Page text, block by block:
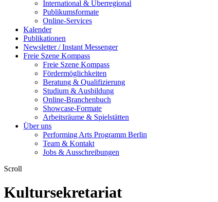
International & Überregional
Publikumsformate
Online-Services
Kalender
Publikationen
Newsletter / Instant Messenger
Freie Szene Kompass
Freie Szene Kompass
Fördermöglichkeiten
Beratung & Qualifizierung
Studium & Ausbildung
Online-Branchenbuch
Showcase-Formate
Arbeitsräume & Spielstätten
Über uns
Performing Arts Programm Berlin
Team & Kontakt
Jobs & Ausschreibungen
Scroll
Kultursekretariat